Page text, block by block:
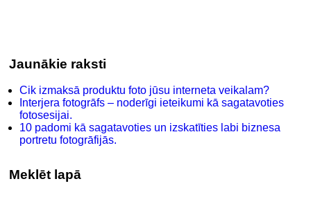
Jaunākie raksti
Cik izmaksā produktu foto jūsu interneta veikalam?
Interjera fotogrāfs – noderīgi ieteikumi kā sagatavoties
fotosesijai.
10 padomi kā sagatavoties un izskatīties labi biznesa
portretu fotogrāfijās.
Meklēt lapā